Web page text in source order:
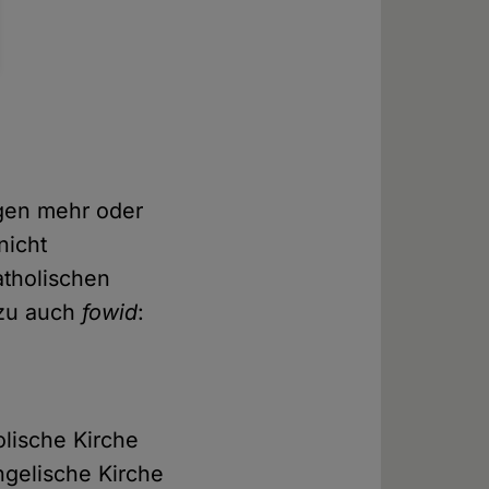
mehr oder
auch fowid:
Kirche
Kirche